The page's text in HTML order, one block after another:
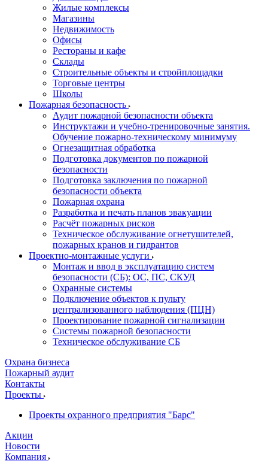
Жилые комплексы
Магазины
Недвижимость
Офисы
Рестораны и кафе
Склады
Строительные объекты и стройплощадки
Торговые центры
Школы
Пожарная безопасность
Аудит пожарной безопасности объекта
Инструктажи и учебно-тренировочные занятия.
Обучение пожарно-техническому минимуму
Огнезащитная обработка
Подготовка документов по пожарной
безопасности
Подготовка заключения по пожарной
безопасности объекта
Пожарная охрана
Разработка и печать планов эвакуации
Расчёт пожарных рисков
Техническое обслуживание огнетушителей,
пожарных кранов и гидрантов
Проектно-монтажные услуги
Монтаж и ввод в эксплуатацию систем
безопасности (СБ): ОС, ПС, СКУД
Охранные системы
Подключение объектов к пульту
централизованного наблюдения (ПЦН)
Проектирование пожарной сигнализации
Системы пожарной безопасности
Техническое обслуживание СБ
Охрана бизнеса
Пожарный аудит
Контакты
Проекты
Проекты охранного предприятия "Барс"
Акции
Новости
Компания